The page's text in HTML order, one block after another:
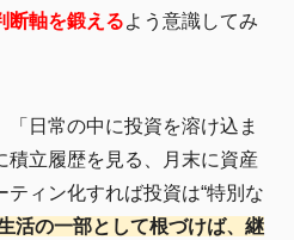
断軸を鍛えるよう意識してみ
日常の中に投資を溶け込ま
積立履歴を見る、月末に資産
ィン化すれば投資は“特別な
活の一部として根づけば、継